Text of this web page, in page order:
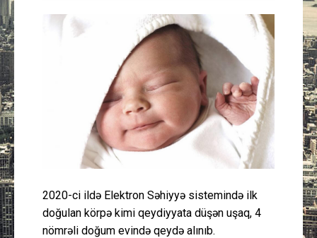
Güney Azərbaycan
Mədəniyyət
Müsahibə
İdman
Gündəm
Cəmiyyət
2020-ci ildə Elektron Səhiyyə sistemində ilk
doğulan körpə kimi qeydiyyata düşən uşaq, 4
nömrəli doğum evində qeydə alınıb.